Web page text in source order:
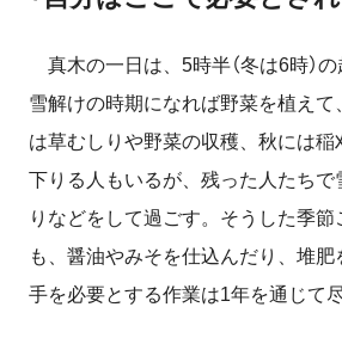
真木の一日は、5時半（冬は6時）の
雪解けの時期になれば野菜を植えて
は草むしりや野菜の収穫、秋には稲
下りる人もいるが、残った人たちで
りなどをして過ごす。そうした季節
も、醤油やみそを仕込んだり、堆
手を必要とする作業は1年を通じて